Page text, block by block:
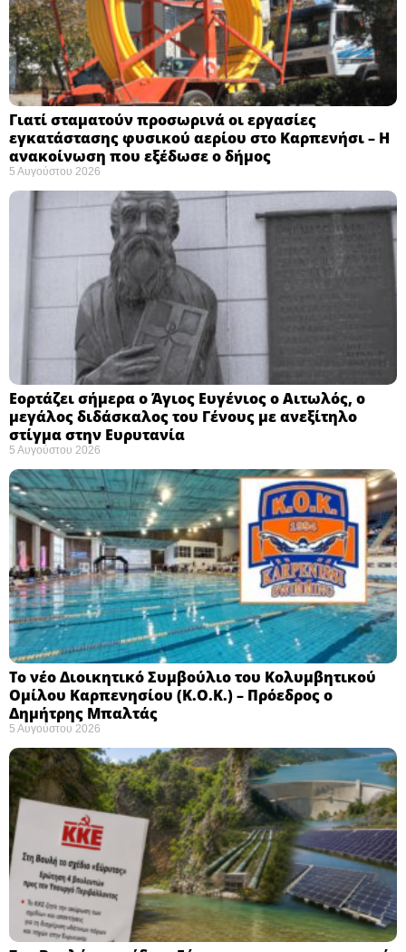
Γιατί σταματούν προσωρινά οι εργασίες
εγκατάστασης φυσικού αερίου στο Καρπενήσι – Η
ανακοίνωση που εξέδωσε ο δήμος
5 Αυγούστου 2026
Εορτάζει σήμερα ο Άγιος Ευγένιος ο Αιτωλός, ο
μεγάλος διδάσκαλος του Γένους με ανεξίτηλο
στίγμα στην Ευρυτανία
5 Αυγούστου 2026
Το νέο Διοικητικό Συμβούλιο του Κολυμβητικού
Ομίλου Καρπενησίου (Κ.Ο.Κ.) – Πρόεδρος ο
Δημήτρης Μπαλτάς
5 Αυγούστου 2026